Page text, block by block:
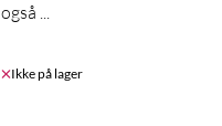
også ...
Ikke på lager